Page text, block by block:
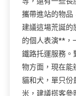
攜帶進站的物品
建議這場荒誕的
的個人表演**，
鐵路托運服務。
物方面，現在能
貓和犬，單只份
米，建議搭客參